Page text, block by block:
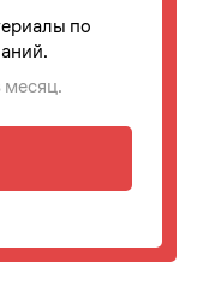
по
месяц.